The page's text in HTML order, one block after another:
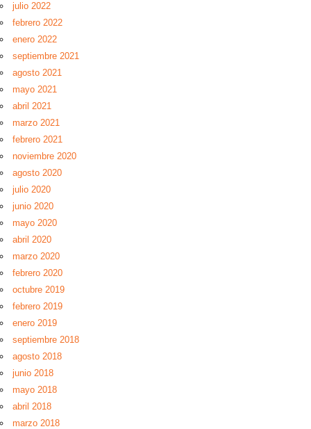
julio 2022
febrero 2022
enero 2022
septiembre 2021
agosto 2021
mayo 2021
abril 2021
marzo 2021
febrero 2021
noviembre 2020
agosto 2020
julio 2020
junio 2020
mayo 2020
abril 2020
marzo 2020
febrero 2020
octubre 2019
febrero 2019
enero 2019
septiembre 2018
agosto 2018
junio 2018
mayo 2018
abril 2018
marzo 2018